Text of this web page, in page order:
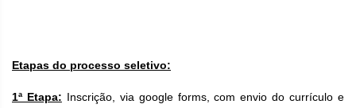
Etapas do processo seletivo:
1ª Etapa: Inscrição, via google forms, com envio do currículo e